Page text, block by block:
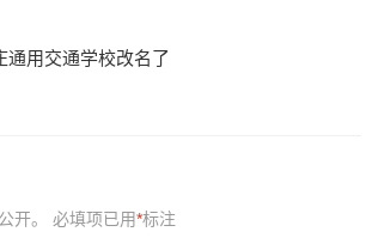
通用交通学校改名了
开。 必填项已用*标注